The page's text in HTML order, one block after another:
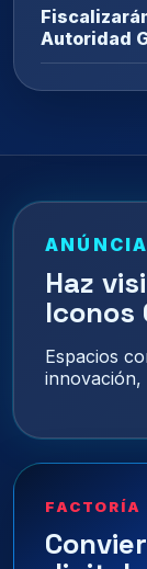
Autoridad
Haz
Iconos
Espacios
innovación,